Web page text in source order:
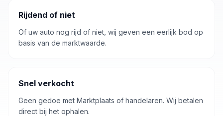
Rijdend of niet
Of uw auto nog rijd of niet, wij geven een eerlijk bod op
basis van de marktwaarde.
Snel verkocht
Geen gedoe met Marktplaats of handelaren. Wij betalen
direct bij het ophalen.